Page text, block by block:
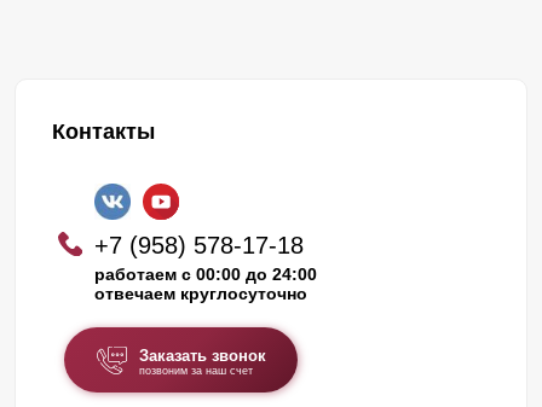
Контакты
+7 (958) 578-17-18
работаем с 00:00 до 24:00
отвечаем круглосуточно
Заказать звонок
позвоним за наш счет